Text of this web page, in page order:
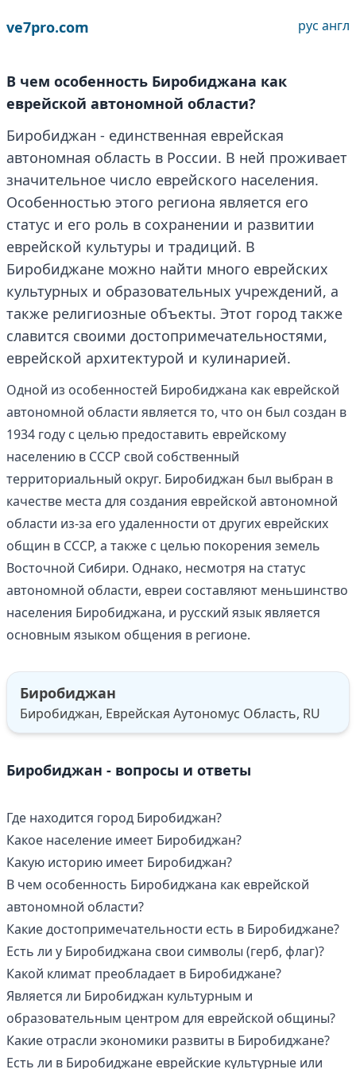
ve7pro.com рус англ
В чем особенность Биробиджана как
еврейской автономной области?
Биробиджан - единственная еврейская
автономная область в России. В ней проживает
значительное число еврейского населения.
Особенностью этого региона является его
статус и его роль в сохранении и развитии
еврейской культуры и традиций. В
Биробиджане можно найти много еврейских
культурных и образовательных учреждений, а
также религиозные объекты. Этот город также
славится своими достопримечательностями,
еврейской архитектурой и кулинарией.
Одной из особенностей Биробиджана как еврейской
автономной области является то, что он был создан в
1934 году с целью предоставить еврейскому
населению в СССР свой собственный
территориальный округ. Биробиджан был выбран в
качестве места для создания еврейской автономной
области из-за его удаленности от других еврейских
общин в СССР, а также с целью покорения земель
Восточной Сибири. Однако, несмотря на статус
автономной области, евреи составляют меньшинство
населения Биробиджана, и русский язык является
основным языком общения в регионе.
Биробиджан
Биробиджан, Еврейская Аутономус Область, RU
Биробиджан - вопросы и ответы
Где находится город Биробиджан?
Какое население имеет Биробиджан?
Какую историю имеет Биробиджан?
В чем особенность Биробиджана как еврейской
автономной области?
Какие достопримечательности есть в Биробиджане?
Есть ли у Биробиджана свои символы (герб, флаг)?
Какой климат преобладает в Биробиджане?
Является ли Биробиджан культурным и
образовательным центром для еврейской общины?
Какие отрасли экономики развиты в Биробиджане?
Есть ли в Биробиджане еврейские культурные или